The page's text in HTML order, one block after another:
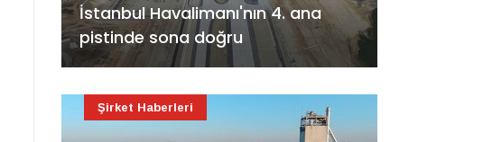
İstanbul Havalimanı'nın 4. ana
pistinde sona doğru
Şirket Haberleri